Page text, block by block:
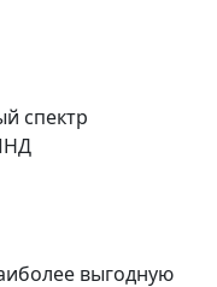
спектр
выгодную